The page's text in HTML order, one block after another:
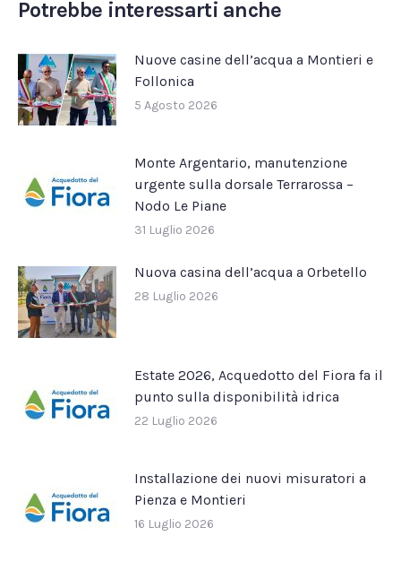
Potrebbe interessarti anche
Nuove casine dell’acqua a Montieri e
Follonica
5 Agosto 2026
Monte Argentario, manutenzione
urgente sulla dorsale Terrarossa –
Nodo Le Piane
31 Luglio 2026
Nuova casina dell’acqua a Orbetello
28 Luglio 2026
Estate 2026, Acquedotto del Fiora fa il
punto sulla disponibilità idrica
22 Luglio 2026
Installazione dei nuovi misuratori a
Pienza e Montieri
16 Luglio 2026